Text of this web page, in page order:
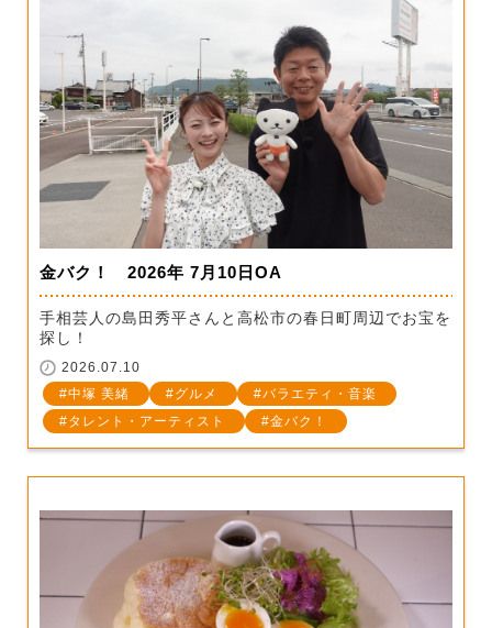
金バク！ 2026年 7月10日OA
手相芸人の島田秀平さんと高松市の春日町周辺でお宝を
探し！
2026.07.10
中塚 美緒
グルメ
バラエティ・音楽
タレント・アーティスト
金バク！